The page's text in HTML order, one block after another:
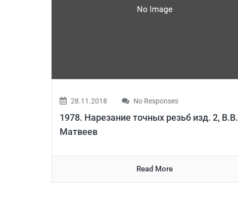
28.11.2018 No Responses
1978. Нарезание точных резьб изд. 2, В.В.
Матвеев
Read More